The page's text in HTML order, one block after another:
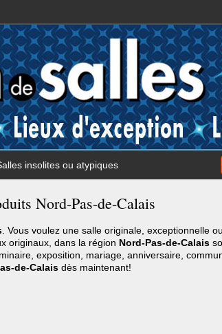
insolites ou atypiques
Nord-Pas-de-Calais
. Vous voulez une salle originale, exceptionnelle
originaux, dans la région Nord-Pas-de-Calais
exposition, mariage, anniversaire,
de-Calais dès maintenant!